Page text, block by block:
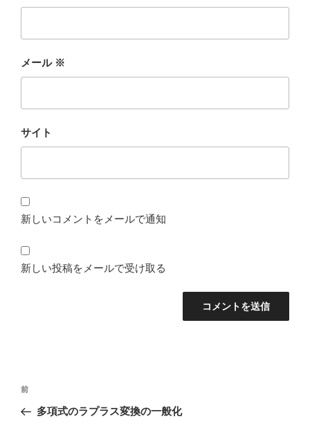
メール ※
サイト
新しいコメントをメールで通知
新しい投稿をメールで受け取る
投
ナ
前
の
前
多項式のラプラス変換の一般化